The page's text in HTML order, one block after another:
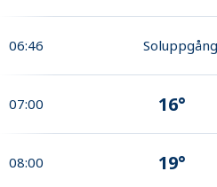
06:46 Soluppgång
07:00 16°
08:00 19°